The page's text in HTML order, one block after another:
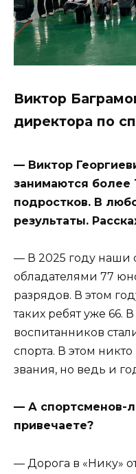
Виктор
директора по
— Виктор
занимаются более
подростков. В
результаты.
— В 2025 году наши
обладателями 77
разрядов. В этом
таких ребят уже 66.
воспитанников
спорта. В этом
звания, но ведь и
— А спортсменов-
привечаете?
— Дорога в «Нику»